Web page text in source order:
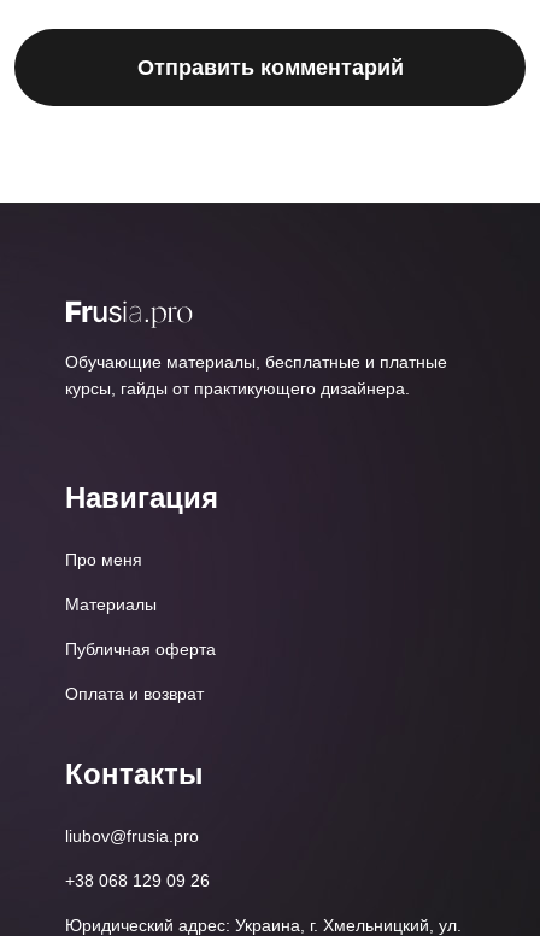
Отправить комментарий
Обучающие материалы, бесплатные и платные
курсы, гайды от практикующего дизайнера.
Навигация
Про меня
Материалы
Публичная оферта
Оплата и возврат
Контакты
liubov@frusia.pro
+38 068 129 09 26
Юридический адрес: Украина, г. Хмельницкий, ул.